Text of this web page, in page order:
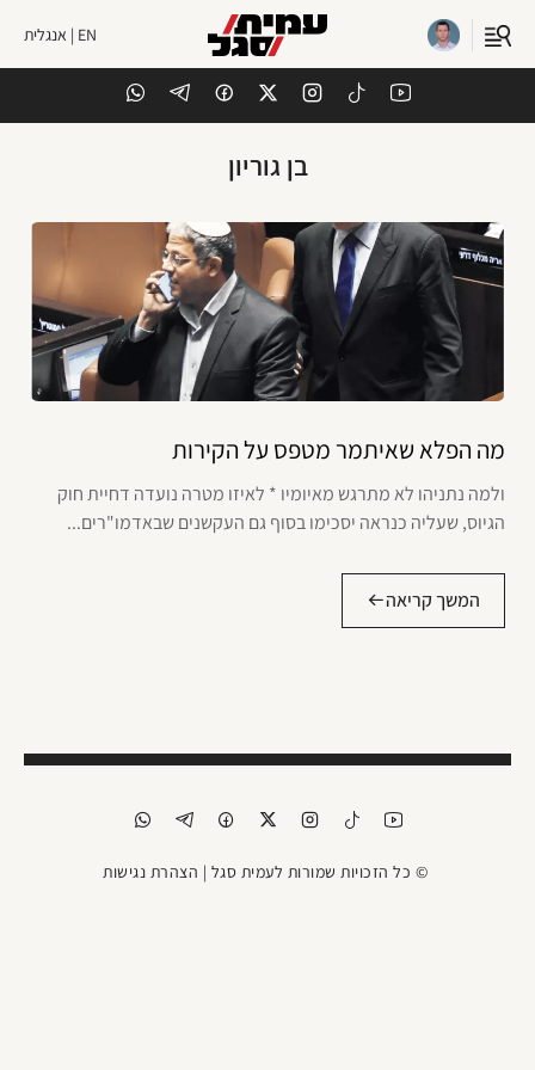
EN | אנגלית
בן גוריון
מה הפלא שאיתמר מטפס על הקירות
ולמה נתניהו לא מתרגש מאיומיו * לאיזו מטרה נועדה דחיית חוק
הגיוס, שעליה כנראה יסכימו בסוף גם העקשנים שבאדמו"רים...
המשך קריאה
© כל הזכויות שמורות לעמית סגל | הצהרת נגישות